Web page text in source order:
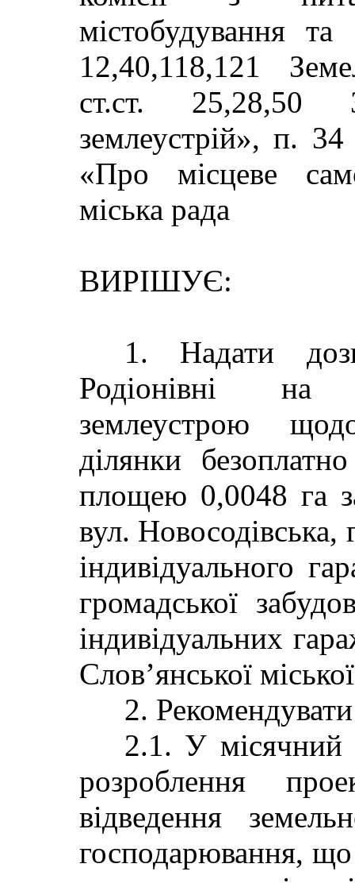
містобудування та
12,40,118,121
ст.ст. 25,28,50
землеустрій», п.
«Про місцеве
міська рада
ВИРІШУЄ:
1. Надати
Родіонівні на
землеустрою
ділянки
площею 0,0048 га
вул.
індивідуального
громадської
індивідуальних
Слов’янської
2.
2.1. У місячний
розроблення
відведення
господарювання,